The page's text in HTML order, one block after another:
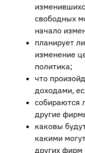
свободных
начало
планирует
изменение
политика;
что
доходами,
собираются
другие
каковы
какими
других